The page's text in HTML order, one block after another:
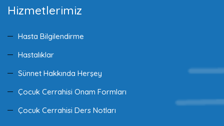
Hizmetlerimiz
Hasta Bilgilendirme
Hastalıklar
Sünnet Hakkında Herşey
Çocuk Cerrahisi Onam Formları
Çocuk Cerrahisi Ders Notları